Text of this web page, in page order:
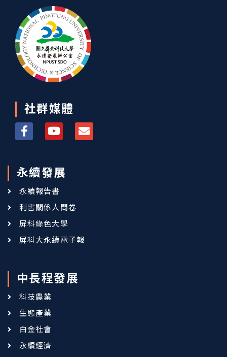
社群媒體
永續發展
永續報告書
利害關係人問卷
屏科綠色大學
屏科大永續電子報
中長程發展
科技農業
生態產業
白金社會
永續經濟